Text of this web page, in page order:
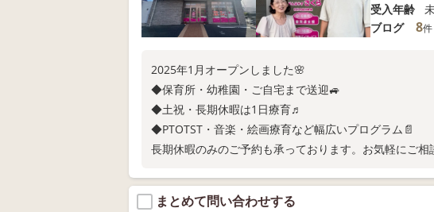
受入年齢
ブログ
8件
2025年1月オープンしました🌸
◆保育所・幼稚園・ご自宅まで送迎🚙
◆土祝・長期休暇は1日療育♬
◆PTOTST・音楽・絵画療育など幅広いプログラム📄
長期休暇のみのご予約も承っております。お気軽にご
まとめて問い合わせする